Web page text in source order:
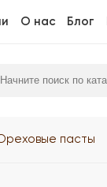
О нас Блог
пасты